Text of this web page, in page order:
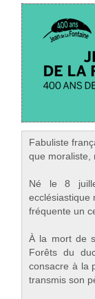
Fabuliste
que moraliste,
Né le 8
ecclésiastique
fréquente un
À la mort de
Forêts du
consacre à la
transmis son